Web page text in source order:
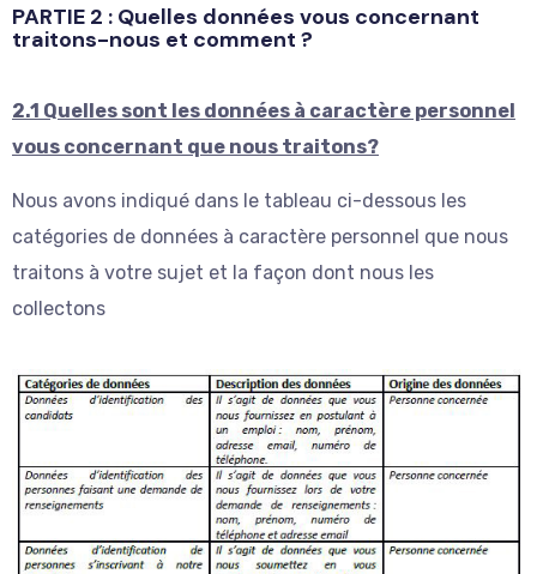
PARTIE 2 : Quelles données vous concernant
traitons-nous et comment ?
2.1 Quelles sont les données à caractère personnel
vous concernant que nous traitons?
Nous avons indiqué dans le tableau ci-dessous les
catégories de données à caractère personnel que nous
traitons à votre sujet et la façon dont nous les
collectons